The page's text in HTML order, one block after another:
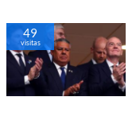
49
visitas